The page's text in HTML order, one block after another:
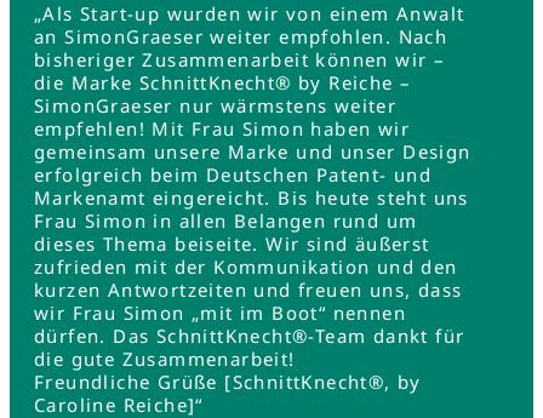
„Als Start-up wurden wir von einem Anwalt
an SimonGraeser weiter empfohlen. Nach
bisheriger Zusammenarbeit können wir –
die Marke SchnittKnecht® by Reiche –
SimonGraeser nur wärmstens weiter
empfehlen! Mit Frau Simon haben wir
gemeinsam unsere Marke und unser Design
erfolgreich beim Deutschen Patent- und
Markenamt eingereicht. Bis heute steht uns
Frau Simon in allen Belangen rund um
dieses Thema beiseite. Wir sind äußerst
zufrieden mit der Kommunikation und den
kurzen Antwortzeiten und freuen uns, dass
wir Frau Simon „mit im Boot“ nennen
dürfen. Das SchnittKnecht®-Team dankt für
die gute Zusammenarbeit!
Freundliche Grüße [SchnittKnecht®, by
Caroline Reiche]“